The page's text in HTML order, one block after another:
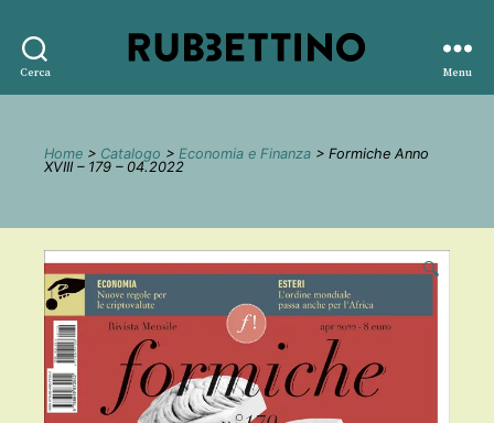
Cerca
editore
Menu
Home > Catalogo > Economia e Finanza > Formiche Anno
XVIII – 179 – 04.2022
🔍